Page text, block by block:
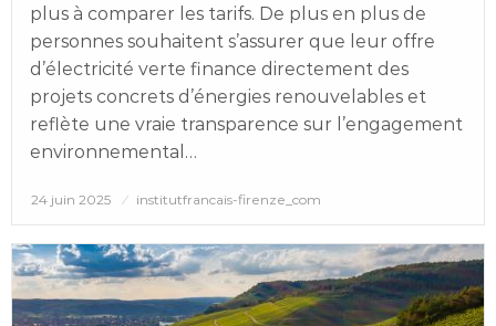
plus à comparer les tarifs. De plus en plus de
personnes souhaitent s’assurer que leur offre
d’électricité verte finance directement des
projets concrets d’énergies renouvelables et
reflète une vraie transparence sur l’engagement
environnemental…
Posted
24 juin 2025 institutfrancais-firenze_com